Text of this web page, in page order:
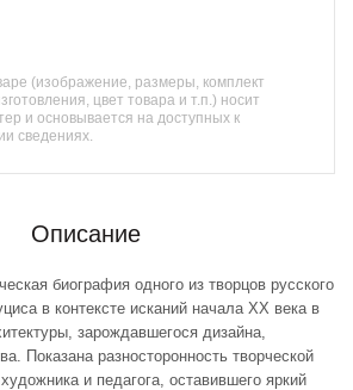
(изображение, размеры, комплект
цвет товара и т.п.) носит
и основывается на доступных к
сведениях.
Описание
биография одного из творцов русского
в контексте исканий начала XX века в
зарождавшегося дизайна,
Показана разносторонность творческой
и педагога, оставившего яркий